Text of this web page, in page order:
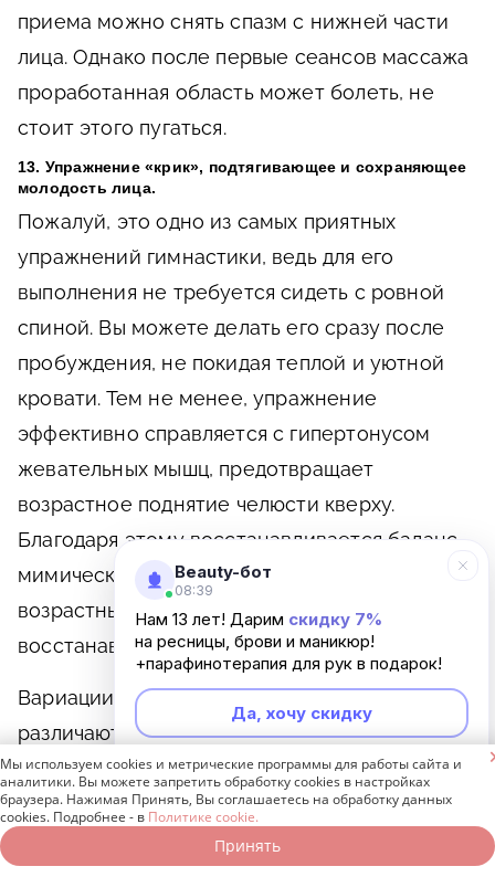
приема можно снять спазм с нижней части
лица. Однако после первые сеансов массажа
проработанная область может болеть, не
стоит этого пугаться.
13. Упражнение «крик», подтягивающее и сохраняющее
молодость лица.
Пожалуй, это одно из самых приятных
упражнений гимнастики, ведь для его
выполнения не требуется сидеть с ровной
спиной. Вы можете делать его сразу после
пробуждения, не покидая теплой и уютной
кровати. Тем не менее, упражнение
эффективно справляется с гипертонусом
жевательных мышц, предотвращает
возрастное поднятие челюсти кверху.
Благодаря этому восстанавливается баланс
мимической мускулатуры, сглаживаются
возрастные изменения глаз,
восстанавливается объем и упругость щек.
Вариации этого подтягивающего упражнения
различаются в зависимости от типа старения
лица. Для первого типа, у которого с
возрастом образуются «бульдожьи» щечки,
гимнастику необходимо выполнять
Beauty-бот
08:39
Нам 13 лет! Дарим скидку 7%
на ресницы, брови и маникюр!
+парафинотерапия для рук в подарок!
Да, хочу скидку
Неинтересно
Мы используем cookies и метрические программы для работы сайта и
аналитики. Вы можете запретить обработку cookies в настройках
браузера. Нажимая Принять, Вы соглашаетесь на обработку данных
cookies. Подробнее - в Политике cookie.
Принять